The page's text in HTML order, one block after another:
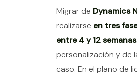
Migrar de Dynamics
realizarse en tres
entre 4 y 12 semanas
personalización y de
caso. En el plano de